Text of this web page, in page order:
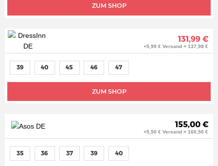
ZUM SHOP
131,99 €
+5,99 € Versand = 137,98 €
ZUM SHOP
39 40 45 46 47
155,00 €
+5,50 € Versand = 160,50 €
35 36 37 39 40